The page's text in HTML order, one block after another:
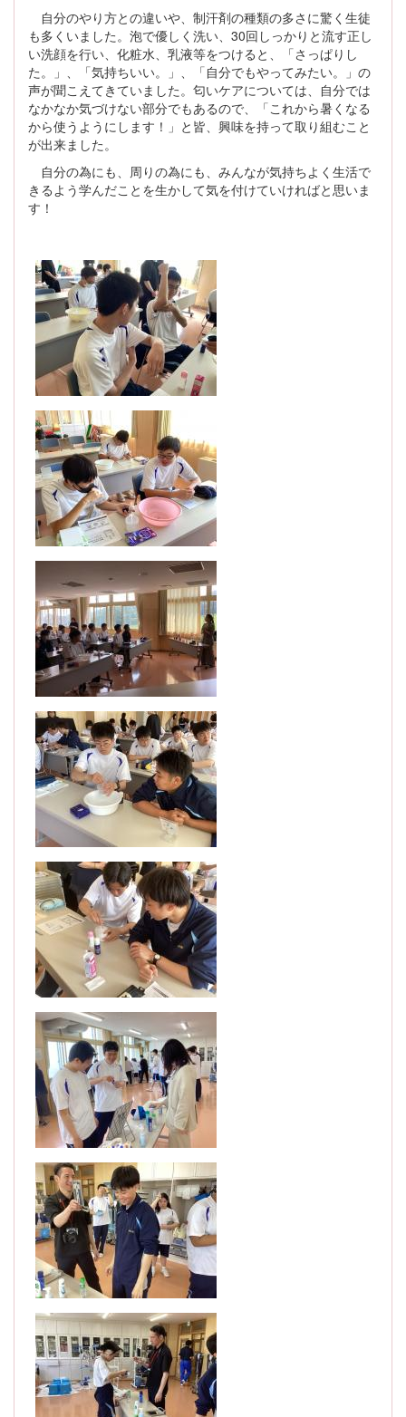
自分のやり方との違いや、制汗剤の種類の多さに驚く生徒
も多くいました。泡で優しく洗い、30回しっかりと流す正し
い洗顔を行い、化粧水、乳液等をつけると、「さっぱりし
た。」、「気持ちいい。」、「自分でもやってみたい。」の
声が聞こえてきていました。匂いケアについては、自分では
なかなか気づけない部分でもあるので、「これから暑くなる
から使うようにします！」と皆、興味を持って取り組むこと
が出来ました。
自分の為にも、周りの為にも、みんなが気持ちよく生活で
きるよう学んだことを生かして気を付けていければと思いま
す！